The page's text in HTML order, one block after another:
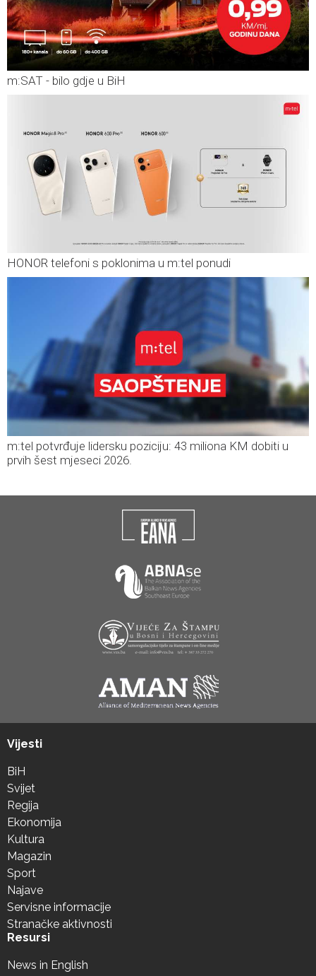
m:SAT - bilo gdje u BiH
HONOR telefoni s poklonima u m:tel ponudi
m:tel potvrđuje lidersku poziciju: 43 miliona KM dobiti u
prvih šest mjeseci 2026.
Vijesti
BiH
Svijet
Regija
Ekonomija
Kultura
Magazin
Sport
Najave
Servisne informacije
Stranačke aktivnosti
Resursi
News in English